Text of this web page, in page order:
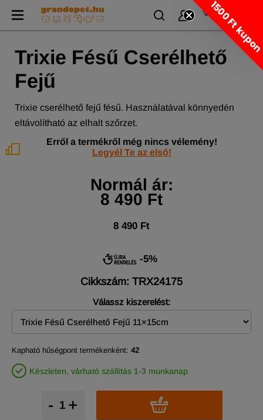
Trixie Fésű Cserélhető
Fejű
Trixie cserélhető fejű fésű. Használatával könnyedén
eltávolítható az elhalt szőrzet.
Erről a termékről még nincs vélemény!
Legyél Te az első!
Normál ár:
8 490 Ft
8 490 Ft
-5%
Cikkszám: TRX24175
Válassz kiszerelést:
Kapható hűségpont termékenként: 42
Készleten, várható szállítás 1-3 munkanap
+
-
1500 Ft